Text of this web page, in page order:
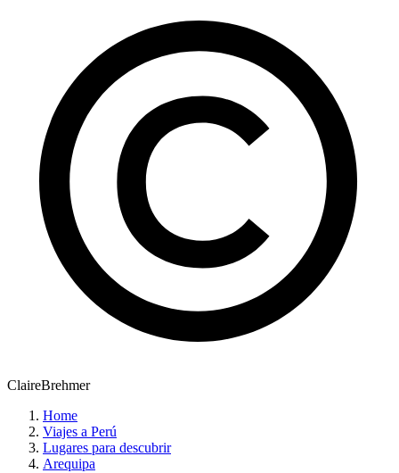
ClaireBrehmer
Home
Viajes a Perú
Lugares para descubrir
Arequipa